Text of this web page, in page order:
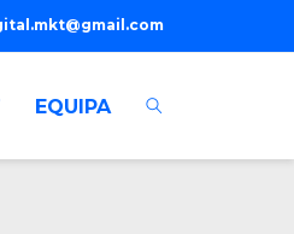
EQUIPA